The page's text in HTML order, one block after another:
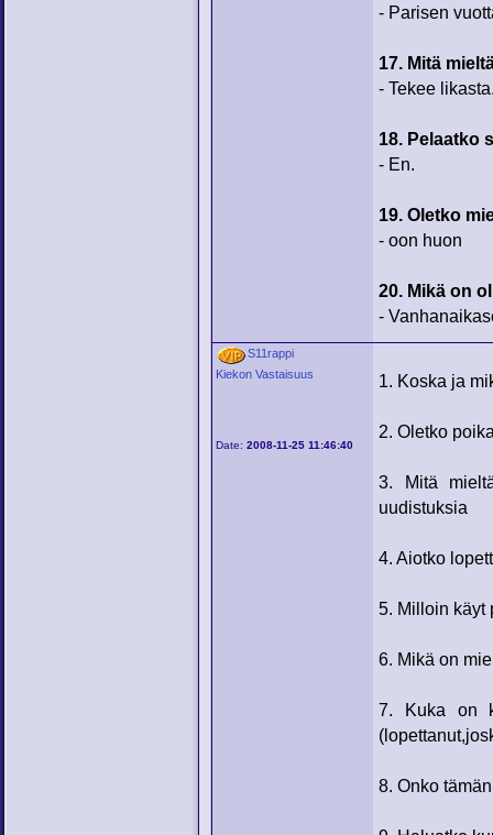
- Parisen
17. Mitä
- Tekee
18. Pelaatko
- En.
19. Oletko
- oon huon
20. Mikä on
-
S11rappi
Kiekon Vastaisuus
Date:2008-11-25 11:46:40
1. Koska ja
2. Oletko
3. Mitä
uudistuksia
4. Aiotko
5. Milloin käyt
6. Mikä on
7. Kuka on
8. Onko